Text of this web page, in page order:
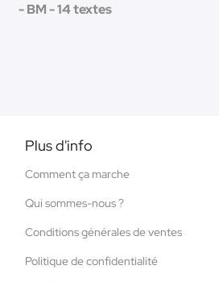
- BM - 14 textes
Plus d'info
Comment ça marche
Qui sommes-nous ?
Conditions générales de ventes
Politique de confidentialité